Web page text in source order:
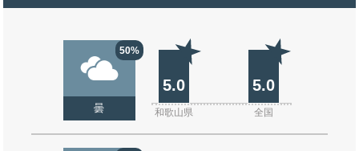
50%
曇
5.0 5.0
和歌山県 全国